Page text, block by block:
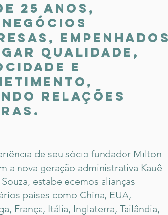
25 anos,
empenhados
qualidade,
e
relações
de seu sócio fundador Milton
a nova geração administrativa Kauê
estabelecemos alianças
países como China, EUA,
França, Itália, Inglaterra, Tailândia,